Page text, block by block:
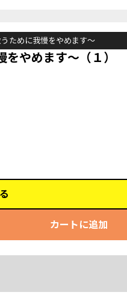
ために我慢をやめます～
やめます～（１）
カートに追加